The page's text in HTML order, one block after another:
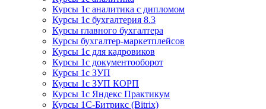
Курсы 1с аналитика с дипломом
Курсы 1с бухгалтерия 8.3
Курсы главного бухгалтера
Курсы бухгалтер-маркетплейсов
Курсы 1с для кадровиков
Курсы 1с документооборот
Курсы 1с ЗУП
Курсы 1с ЗУП КОРП
Курсы 1с Яндекс Практикум
Курсы 1С-Битрикс (Bitrix)